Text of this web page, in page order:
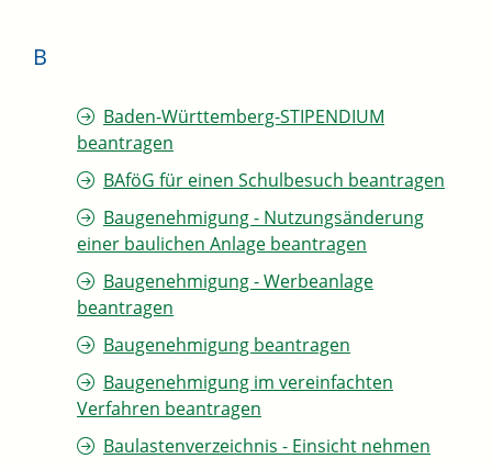
B
Baden-Württemberg-STIPENDIUM
beantragen
BAföG für einen Schulbesuch beantragen
Baugenehmigung - Nutzungsänderung
einer baulichen Anlage beantragen
Baugenehmigung - Werbeanlage
beantragen
Baugenehmigung beantragen
Baugenehmigung im vereinfachten
Verfahren beantragen
Baulastenverzeichnis - Einsicht nehmen